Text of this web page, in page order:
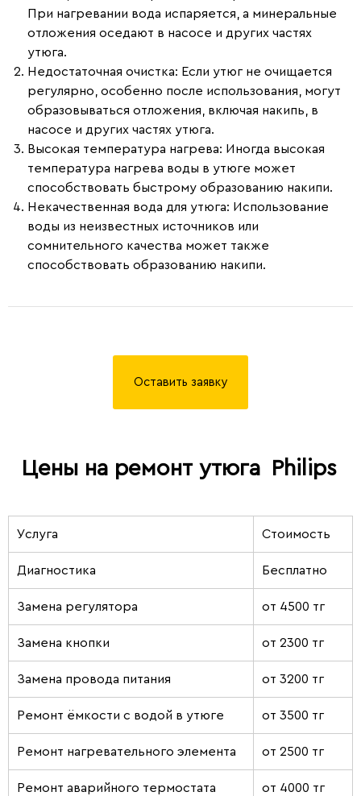
При нагревании вода испаряется, а минеральные
отложения оседают в насосе и других частях
утюга.
Недостаточная очистка: Если утюг не очищается
регулярно, особенно после использования, могут
образовываться отложения, включая накипь, в
насосе и других частях утюга.
Высокая температура нагрева: Иногда высокая
температура нагрева воды в утюге может
способствовать быстрому образованию накипи.
Некачественная вода для утюга: Использование
воды из неизвестных источников или
сомнительного качества может также
способствовать образованию накипи.
Оставить заявку
Цены на ремонт утюга Philips
Услуга Стоимость
Диагностика Бесплатно
Замена регулятора от 4500 тг
Замена кнопки от 2300 тг
Замена провода питания от 3200 тг
Ремонт ёмкости с водой в утюге от 3500 тг
Ремонт нагревательного элемента от 2500 тг
Ремонт аварийного термостата от 4000 тг